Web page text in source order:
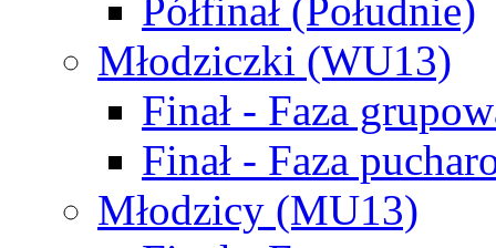
Półfinał (Południe)
Młodziczki (WU13)
Finał - Faza
Finał - Faza
Młodzicy (MU13)